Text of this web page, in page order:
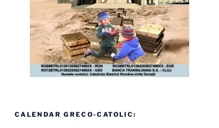
CALENDAR GRECO-CATOLIC: